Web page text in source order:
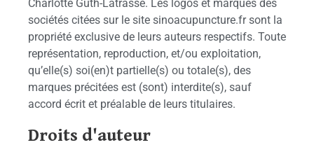
Charlotte Guth-Latrasse. Les logos et marques des
sociétés citées sur le site sinoacupuncture.fr sont la
propriété exclusive de leurs auteurs respectifs. Toute
représentation, reproduction, et/ou exploitation,
qu’elle(s) soi(en)t partielle(s) ou totale(s), des
marques précitées est (sont) interdite(s), sauf
accord écrit et préalable de leurs titulaires.
Droits d'auteur